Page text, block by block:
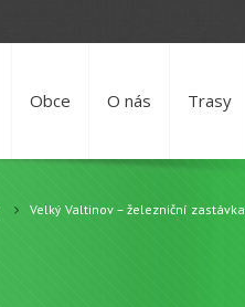
Obce O nás Trasy
Velký Valtinov – železniční zastávka